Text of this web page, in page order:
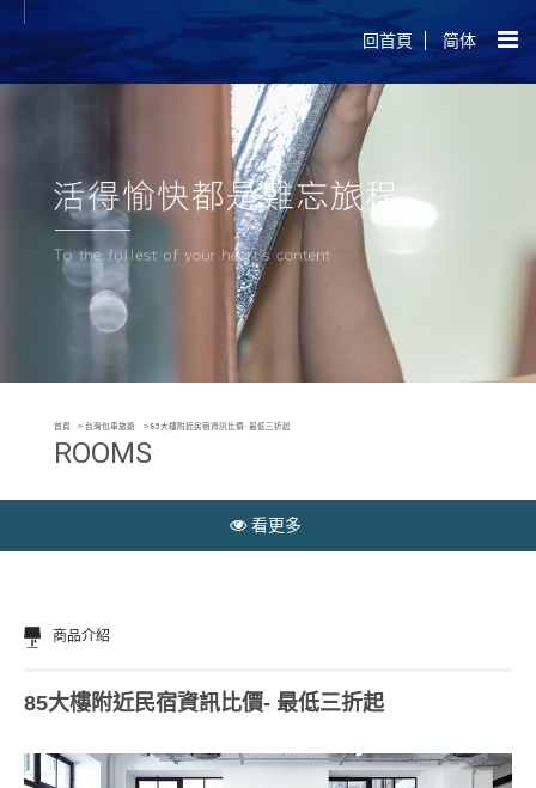
回首頁 简体
首頁 台灣包車旅遊 85大樓附近民宿資訊比價- 最低三折起
ROOMS
看更多
商品介紹
85大樓附近民宿資訊比價- 最低三折起